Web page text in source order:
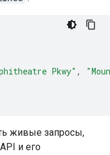
Pkwy" ,
живые запросы,
и его